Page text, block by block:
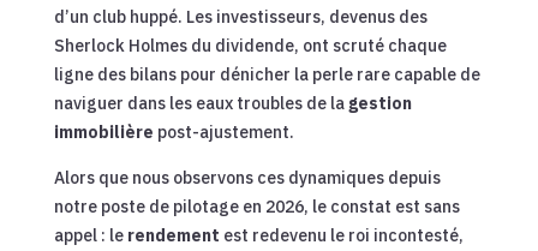
d’un club huppé. Les investisseurs, devenus des
Sherlock Holmes du dividende, ont scruté chaque
ligne des bilans pour dénicher la perle rare capable de
naviguer dans les eaux troubles de la gestion
immobilière post-ajustement.
Alors que nous observons ces dynamiques depuis
notre poste de pilotage en 2026, le constat est sans
appel : le rendement est redevenu le roi incontesté,